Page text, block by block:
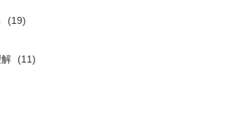
(19)
(11)